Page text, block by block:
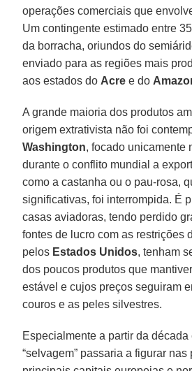
operações comerciais que
Um contingente estimado entre
da borracha, oriundos do
enviado para as regiões mais
aos estados do Acre e do
A grande maioria dos produtos
origem extrativista não foi
Washington, focado unicamente
durante o conflito mundial a
como a castanha ou o pau-rosa,
significativas, foi interrompida. É
casas aviadoras, tendo perdido
fontes de lucro com as restrições
pelos Estados Unidos, tenham
dos poucos produtos que
estável e cujos preços seguiram
couros e as peles silvestres.
Especialmente a partir da década
“selvagem” passaria a figurar